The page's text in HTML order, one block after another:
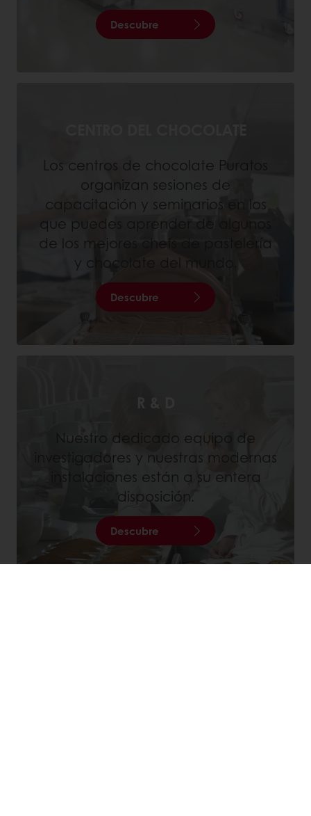
Descubre
Los centros de chocolate Puratos
organizan sesiones de
capacitación y seminarios en los
que puedes aprender de algunos
de los mejores chefs de pastelería
y chocolate del mundo.
Descubre
Nuestro dedicado equipo de
investigadores y nuestras modernas
instalaciones están a su entera
disposición.
Descubre